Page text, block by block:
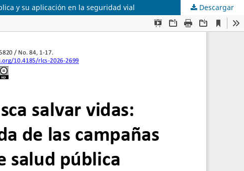
y su aplicación en la seguridad vial Descargar